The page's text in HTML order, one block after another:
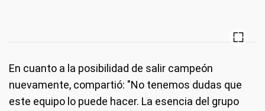
En cuanto a la posibilidad de salir campeón
nuevamente, compartió: "No tenemos dudas que
este equipo lo puede hacer. La esencia del grupo